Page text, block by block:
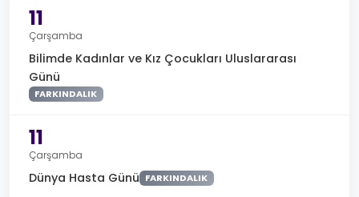
11
Çarşamba
Bilimde Kadınlar ve Kız Çocukları Uluslararası
Günü
FARKINDALIK
11
Çarşamba
Dünya Hasta Günü FARKINDALIK